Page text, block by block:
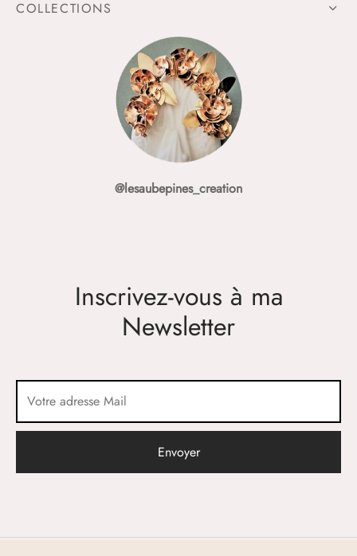
COLLECTIONS
@lesaubepines_creation
Inscrivez-vous à ma
Newsletter